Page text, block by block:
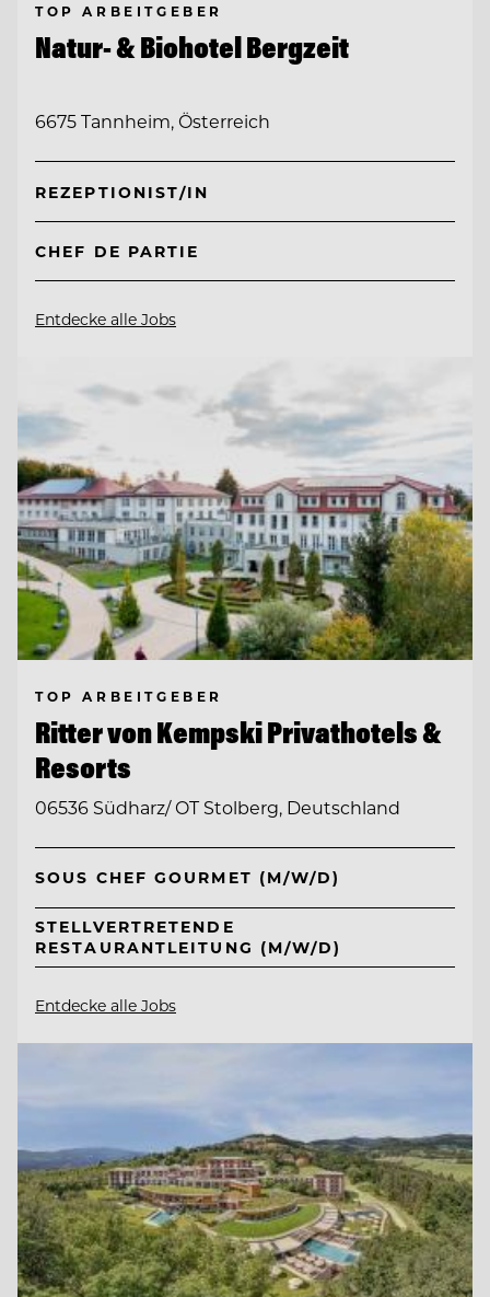
TOP ARBEITGEBER
Natur- & Biohotel Bergzeit
6675 Tannheim, Österreich
REZEPTIONIST/IN
CHEF DE PARTIE
Entdecke alle Jobs
TOP ARBEITGEBER
Ritter von Kempski Privathotels &
Resorts
06536 Südharz/ OT Stolberg, Deutschland
SOUS CHEF GOURMET (M/W/D)
STELLVERTRETENDE
RESTAURANTLEITUNG (M/W/D)
Entdecke alle Jobs